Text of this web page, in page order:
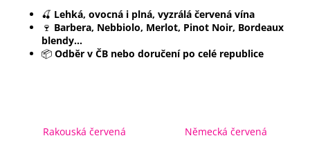
🍒 Lehká, ovocná i plná, vyzrálá červená vína
🍷 Barbera, Nebbiolo, Merlot, Pinot Noir, Bordeaux
blendy…
📦 Odběr v ČB nebo doručení po celé republice
Rakouská červená Německá červená